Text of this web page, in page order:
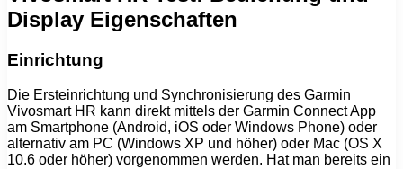
Display Eigenschaften
Einrichtung
Die Ersteinrichtung und Synchronisierung des Garmin
Vivosmart HR kann direkt mittels der Garmin Connect App
am Smartphone (Android, iOS oder Windows Phone) oder
alternativ am PC (Windows XP und höher) oder Mac (OS X
10.6 oder höher) vorgenommen werden. Hat man bereits ein